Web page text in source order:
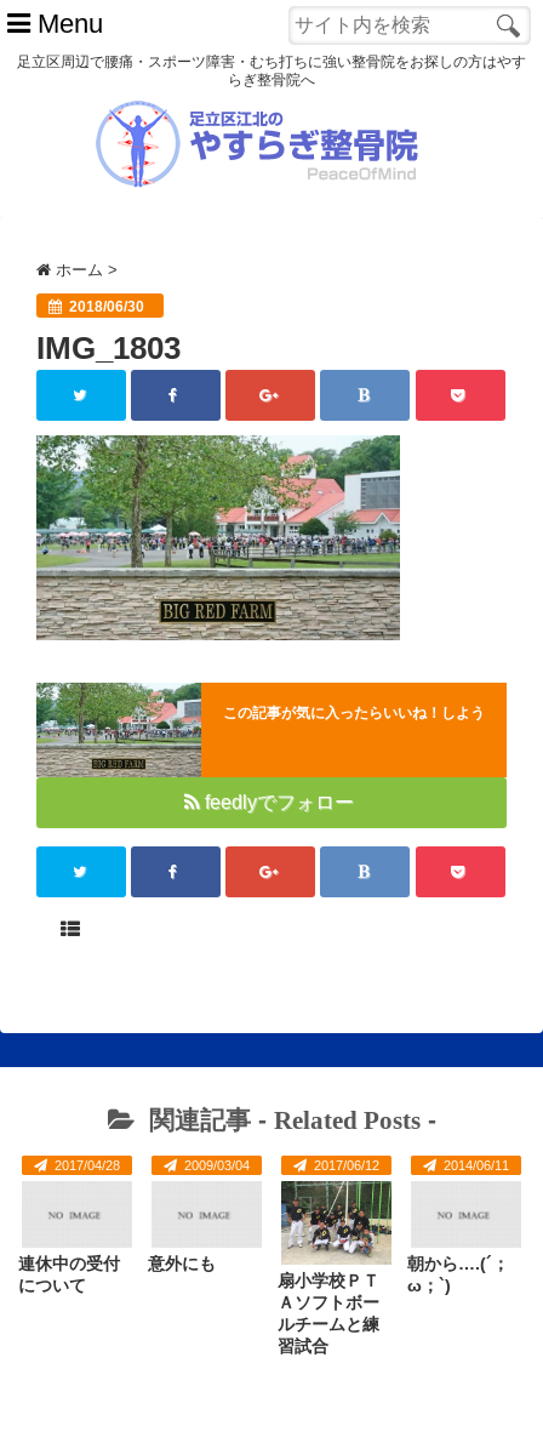
Menu
スポーツ障害
患者様の声
アクセス
院長プロフィール
blog
Close
足立区周辺で腰痛・スポーツ障害・むち打ちに強い整骨院をお探しの方はやす
らぎ整骨院へ
ホーム >
2018/06/30
IMG_1803
この記事が気に入ったらいいね！しよう
feedlyでフォロー
関連記事 - Related Posts-
2017/04/28
連休中の受付
について
2009/03/04
意外にも
2017/06/12
扇小学校ＰＴ
Ａソフトボー
ルチームと練
習試合
2014/06/11
朝から….(´；
ω；`)